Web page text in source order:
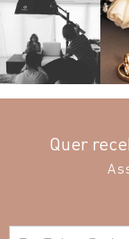
Quer